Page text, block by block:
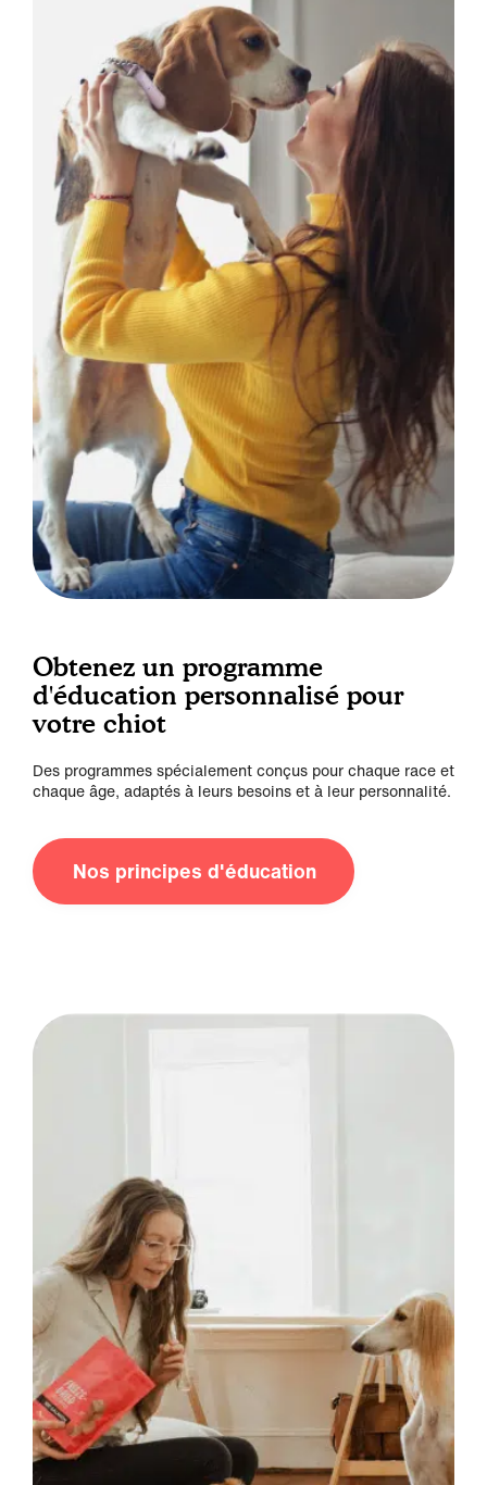
Obtenez un programme
d'éducation personnalisé pour
votre chiot
Des programmes spécialement conçus pour chaque race et
chaque âge, adaptés à leurs besoins et à leur personnalité.
Nos principes d'éducation